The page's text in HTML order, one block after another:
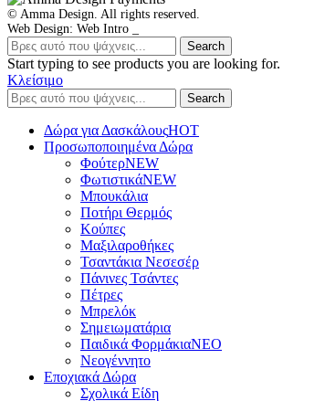
© Amma Design. All rights reserved.
Web Design: Web Intro _
Search
Start typing to see products you are looking for.
Κλείσιμο
Search
Δώρα για ΔασκάλουςHOT
Προσωποποιημένα Δώρα
ΦούτερNEW
ΦωτιστικάNEW
Μπουκάλια
Ποτήρι Θερμός
Κούπες
Μαξιλαροθήκες
Τσαντάκια Νεσεσέρ
Πάνινες Τσάντες
Πέτρες
Μπρελόκ
Σημειωματάρια
Παιδικά ΦορμάκιαNEO
Νεογέννητο
Εποχιακά Δώρα
Σχολικά Είδη